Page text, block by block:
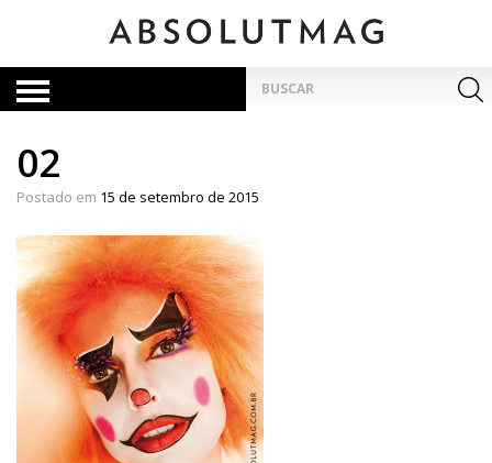
por:
02
Postado em 15 de setembro de 2015